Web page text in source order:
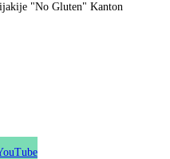
"No Gluten" Kanton